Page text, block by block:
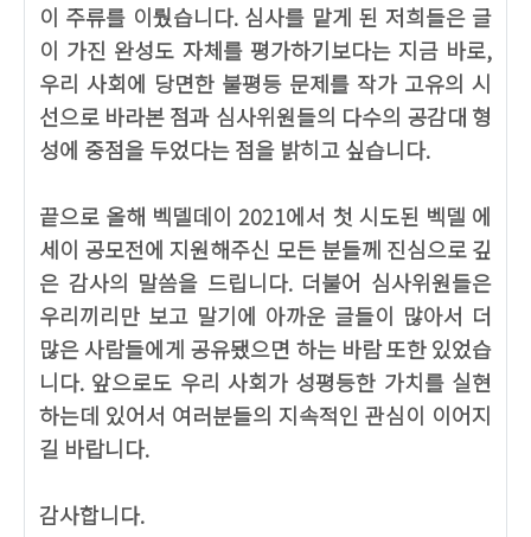
이 주류를 이뤘습니다. 심사를 맡게 된 저희들은 글
이 가진 완성도 자체를 평가하기보다는 지금 바로,
우리 사회에 당면한 불평등 문제를 작가 고유의 시
선으로 바라본 점과 심사위원들의 다수의 공감대 형
성에 중점을 두었다는 점을 밝히고 싶습니다.
끝으로 올해 벡델데이 2021에서 첫 시도된 벡델 에
세이 공모전에 지원해주신 모든 분들께 진심으로 깊
은 감사의 말씀을 드립니다. 더불어 심사위원들은
우리끼리만 보고 말기에 아까운 글들이 많아서 더
많은 사람들에게 공유됐으면 하는 바람 또한 있었습
니다. 앞으로도 우리 사회가 성평등한 가치를 실현
하는데 있어서 여러분들의 지속적인 관심이 이어지
길 바랍니다.
감사합니다.